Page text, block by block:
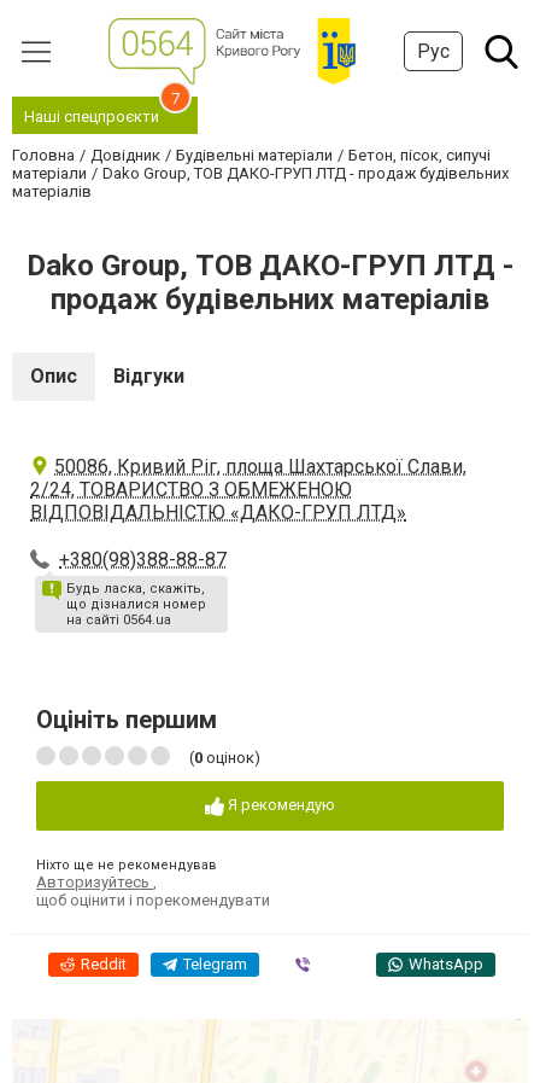
Рус
Наші спецпроєкти
7
Головна Довідник Будівельні матеріали
Бетон, пісок, сипучі
матеріали
Dako Group, ТОВ ДАКО-ГРУП ЛТД - продаж будівельних
матеріалів
Dako Group, ТОВ ДАКО-ГРУП ЛТД -
продаж будівельних матеріалів
Опис Відгуки
50086, Кривий Ріг, площа Шахтарської Слави,
2/24, ТОВАРИСТВО З ОБМЕЖЕНОЮ
ВІДПОВІДАЛЬНІСТЮ «ДАКО-ГРУП ЛТД»
+380(98)388-88-87
Будь ласка, скажіть,
що дізналися номер
на сайті 0564.ua
Оцініть першим
(0 оцінок)
Я рекомендую
Ніхто ще не рекомендував
Авторизуйтесь
щоб оцінити і порекомендувати
Reddit Telegram WhatsApp